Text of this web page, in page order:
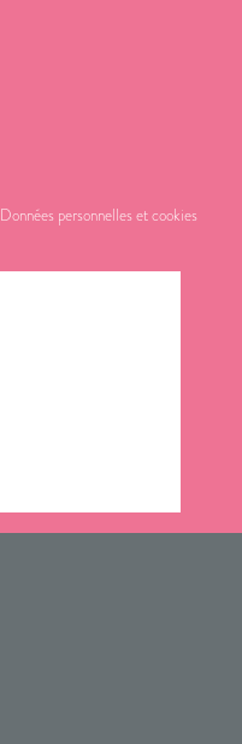
Données personnelles et cookies